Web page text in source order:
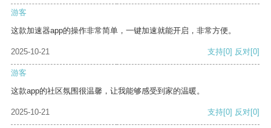
游客
这款加速器app的操作非常简单，一键加速就能开启，非常方便。
2025-10-21 支持[0] 反对[0]
游客
这款app的社区氛围很温馨，让我能够感受到家的温暖。
2025-10-21 支持[0] 反对[0]